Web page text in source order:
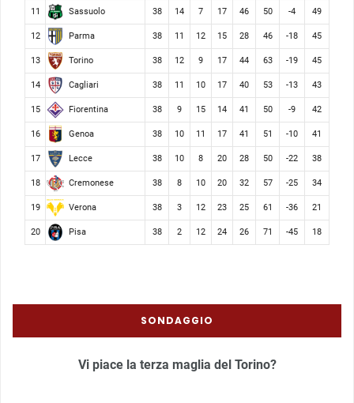
11 Sassuolo 38 14 7 17 46 50 -4 49
12 Parma 38 11 12 15 28 46 -18 45
13 Torino 38 12 9 17 44 63 -19 45
14 Cagliari 38 11 10 17 40 53 -13 43
15 Fiorentina 38 9 15 14 41 50 -9 42
16 Genoa 38 10 11 17 41 51 -10 41
17 Lecce 38 10 8 20 28 50 -22 38
18 Cremonese 38 8 10 20 32 57 -25 34
19 Verona 38 3 12 23 25 61 -36 21
20 Pisa 38 2 12 24 26 71 -45 18
SONDAGGIO
Vi piace la terza maglia del Torino?